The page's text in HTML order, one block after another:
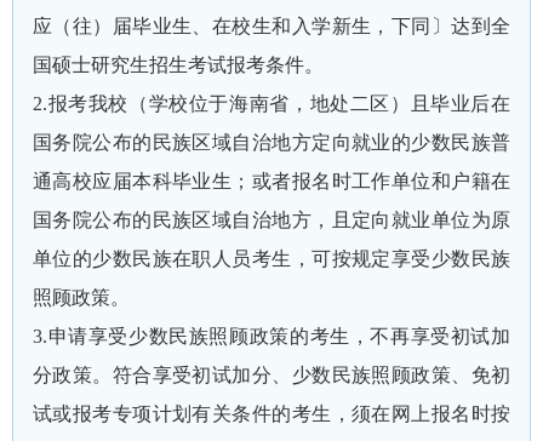
应（往）届毕业生、在校生和入学新生，下同〕达到全
国硕士研究生招生考试报考条件。
2.报考我校（学校位于海南省，地处二区）且毕业后在
国务院公布的民族区域自治地方定向就业的少数民族普
通高校应届本科毕业生；或者报名时工作单位和户籍在
国务院公布的民族区域自治地方，且定向就业单位为原
单位的少数民族在职人员考生，可按规定享受少数民族
照顾政策。
3.申请享受少数民族照顾政策的考生，不再享受初试加
分政策。符合享受初试加分、少数民族照顾政策、免初
试或报考专项计划有关条件的考生，须在网上报名时按